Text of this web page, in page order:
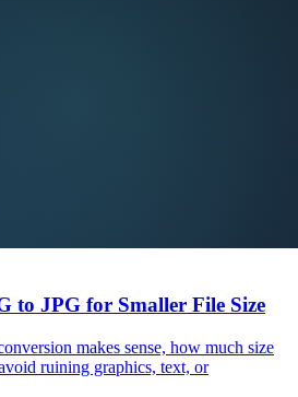
to JPG for Smaller File Size
makes sense, how much size
ruining graphics, text, or